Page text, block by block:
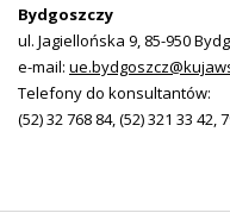
Bydgoszczy
ul. Jagiellońska 9, 85-950
e-mail:
Telefony do konsultantów:
(52) 32 768 84, (52) 321 33 42,